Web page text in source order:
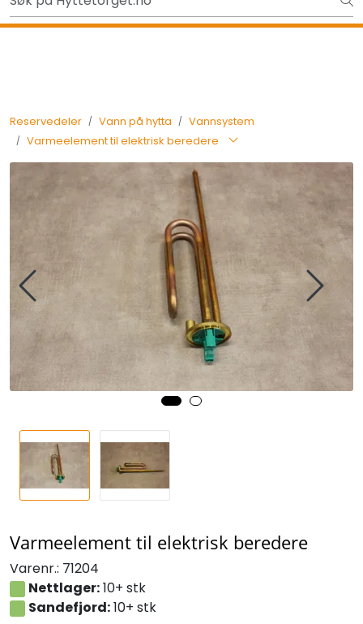
Skip to main contentUt på tur i sommer? Sjekk her først
Reservedeler Vann på hytta
Vannsystem
Varmeelement til elektrisk beredere
Varmeelement til elektrisk beredere
Varenr.: 71204
Nettlager:10+ stk
Sandefjord:10+ stk
Tilbake